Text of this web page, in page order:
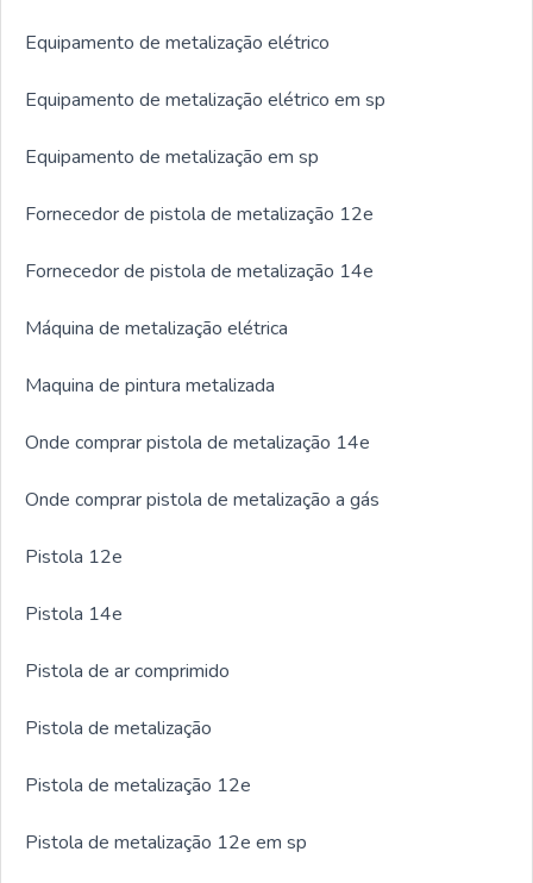
Equipamento de metalização elétrico
Equipamento de metalização elétrico em sp
Equipamento de metalização em sp
Fornecedor de pistola de metalização 12e
Fornecedor de pistola de metalização 14e
Máquina de metalização elétrica
Maquina de pintura metalizada
Onde comprar pistola de metalização 14e
Onde comprar pistola de metalização a gás
Pistola 12e
Pistola 14e
Pistola de ar comprimido
Pistola de metalização
Pistola de metalização 12e
Pistola de metalização 12e em sp